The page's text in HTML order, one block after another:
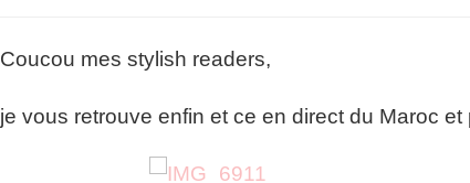
au
port
plaisance
à
Coucou mes stylish readers,
je vous retrouve enfin et ce en direct du Maroc